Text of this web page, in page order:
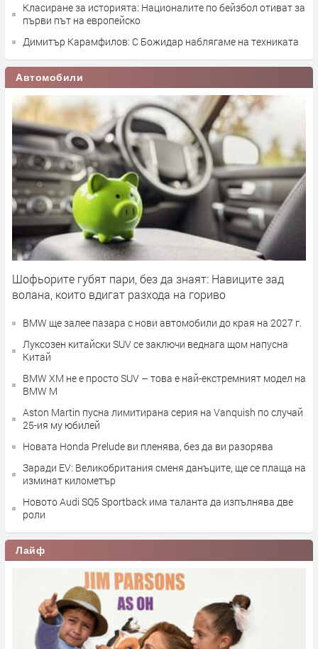
Класиране за историята: Националите по бейзбол отиват за
първи път на европейско
Димитър Карамфилов: С Божидар наблягаме на техниката
Автомобили
Шофьорите губят пари, без да знаят: Навиците зад
волана, които вдигат разхода на гориво
BMW ще залее пазара с нови автомобили до края на 2027 г.
Луксозен китайски SUV се заключи веднага щом напусна
Китай
BMW XM не е просто SUV – това е най-екстремният модел на
BMW M
Aston Martin пусна лимитирана серия на Vanquish по случай
25-ия му юбилей
Новата Honda Prelude ви пленява, без да ви разорява
Заради EV: Великобритания сменя данъците, ще се плаща на
изминат километър
Новото Audi SQ5 Sportback има таланта да изпълнява две
роли
Лайф